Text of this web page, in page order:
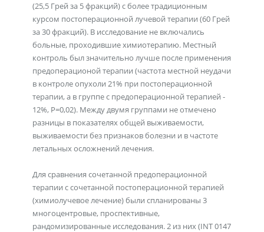
(25,5 Грей за 5 фракций) с более традиционным
курсом постоперационной лучевой терапии (60 Грей
за 30 фракций). В исследование не включались
больные, проходившие химиотерапию. Местный
контроль был значительно лучше после применения
предоперационой терапии (частота местной неудачи
в контроле опухоли 21% при постоперационной
терапии, а в группе с предоперационной терапией -
12%, Р=0,02). Между двумя группами не отмечено
разницы в показателях общей выживаемости,
выживаемости без признаков болезни и в частоте
летальных осложнений лечения.
Для сравнения сочетанной предоперационной
терапии с сочетанной постоперационной терапией
(химиолучевое лечение) были спланированы 3
многоцентровые, проспективные,
рандомизированные исследования. 2 из них (INT 0147